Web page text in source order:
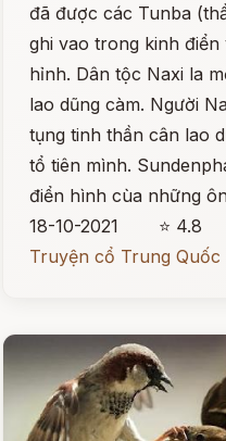
đã được các Tunba
ghi vao trong kinh
hỉnh. Dân tộc Naxi la
lao dũng càm. Người
tụng tinh thần cân lao
tổ tiên mình.
điển hình cùa những
18-10-2021
⭐ 4.8
Truyện cổ Trung Quốc